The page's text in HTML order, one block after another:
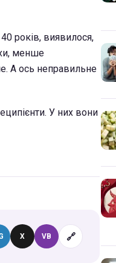
років, виявилося,
менше
А ось неправильне
У них вони
X VB 🔗